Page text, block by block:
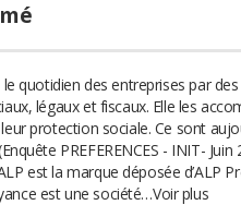
le quotidien des entreprises par
légaux et fiscaux. Elle les
protection sociale. Ce sont
PREFERENCES - INIT-
est la marque déposée d’ALP
est une société…Voir plus